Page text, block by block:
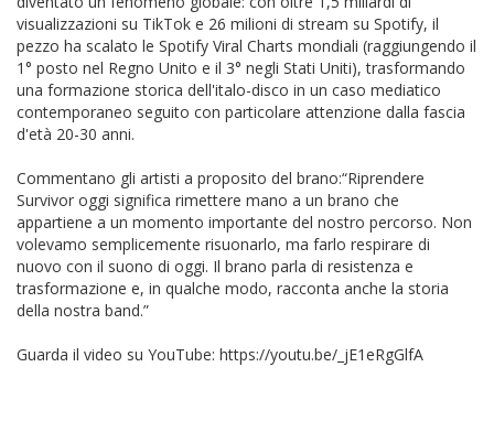
visualizzazioni su TikTok e 26 milioni di stream su Spotify, il
pezzo ha scalato le Spotify Viral Charts mondiali (raggiungendo il
1° posto nel Regno Unito e il 3° negli Stati Uniti), trasformando
una formazione storica dell'italo-disco in un caso mediatico
contemporaneo seguito con particolare attenzione dalla fascia
d'età 20-30 anni.
Commentano gli artisti a proposito del brano:“Riprendere
Survivor oggi significa rimettere mano a un brano che
appartiene a un momento importante del nostro percorso. Non
volevamo semplicemente risuonarlo, ma farlo respirare di
nuovo con il suono di oggi. Il brano parla di resistenza e
trasformazione e, in qualche modo, racconta anche la storia
della nostra band.”
Guarda il video su YouTube: https://youtu.be/_jE1eRgGlfA